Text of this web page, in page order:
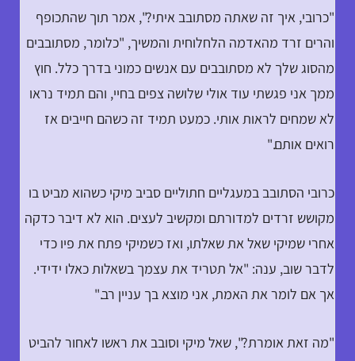
"כרובי, איך זה שאתה מסתובב איתי?", אמר תוך שהתכופף
והרים זרד מהאדמה הלחלוחית והמשיך, "כלומר, מסתובבים
מהסוג שלך לא מסתובבים עם אנשים כמוני בדרך כלל. חוץ
ממך אני פגשתי עוד אולי שלושה צפים בחיי, והם תמיד נראו
לא שמחים לראות אותי. כמעט תמיד זה כשהם חייבים אז
רואים אותם."
כרובי הסתובב במעגליים חתוליים סביב מיקי כשהוא מביט בו
מקושש זרדים למדורתם ומקשיב לעצים. הוא לא דיבר כדקה
אחרי שמיקי שאל את שאלתו, ואז כשמיקי פתח את פיו כדי
לדבר שוב, ענה: "אל תטריד את עצמך בשאלות כאלו ידידי.
אך אם לומר את האמת, אני מוצא בך עניין רב."
"מה זאת אומרת?", שאל מיקי וסובב את ראשו לאחור להביט